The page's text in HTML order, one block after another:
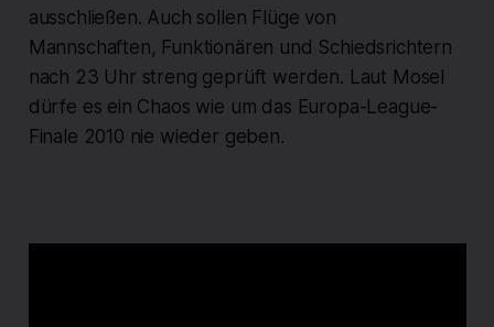
ausschließen. Auch sollen Flüge von
Mannschaften, Funktionären und Schiedsrichtern
nach 23 Uhr streng geprüft werden. Laut Mosel
dürfe es ein Chaos wie um das Europa-League-
Finale 2010 nie wieder geben.